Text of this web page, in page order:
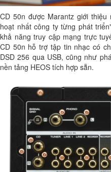
CD 50n được Marantz giới
hoạt nhất công ty từng phát
khả năng truy cập mạng trực
CD 50n hỗ trợ tập tin nhạc có
DSD 256 qua USB, cũng như
nền tảng HEOS tích hợp sẵn.